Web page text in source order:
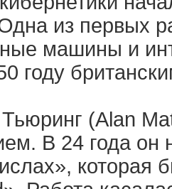
из первых
машины и
году
(Alan
В 24 года он
которая